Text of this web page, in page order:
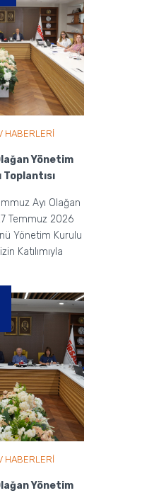
HABERLERİ
Yönetim
Toplantısı
Ayı Olağan
Temmuz 2026
Yönetim Kurulu
Katılımıyla
HABERLERİ
Yönetim